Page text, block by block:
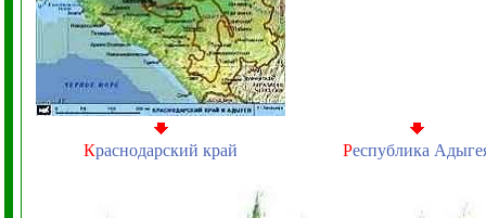
Краснодарский край Республика